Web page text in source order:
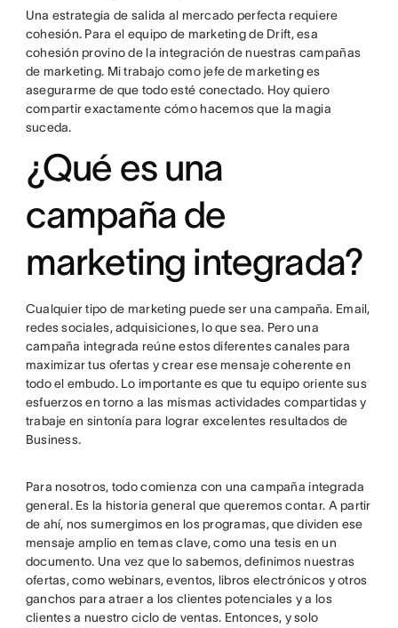
Una estrategia de salida al mercado perfecta requiere
cohesión. Para el equipo de marketing de Drift, esa
cohesión provino de la integración de nuestras campañas
de marketing. Mi trabajo como jefe de marketing es
asegurarme de que todo esté conectado. Hoy quiero
compartir exactamente cómo hacemos que la magia
suceda.
¿Qué es una
campaña de
marketing integrada?
Cualquier tipo de marketing puede ser una campaña. Email,
redes sociales, adquisiciones, lo que sea. Pero una
campaña integrada reúne estos diferentes canales para
maximizar tus ofertas y crear ese mensaje coherente en
todo el embudo. Lo importante es que tu equipo oriente sus
esfuerzos en torno a las mismas actividades compartidas y
trabaje en sintonía para lograr excelentes resultados de
Business.
Para nosotros, todo comienza con una campaña integrada
general. Es la historia general que queremos contar. A partir
de ahí, nos sumergimos en los programas, que dividen ese
mensaje amplio en temas clave, como una tesis en un
documento. Una vez que lo sabemos, definimos nuestras
ofertas, como webinars, eventos, libros electrónicos y otros
ganchos para atraer a los clientes potenciales y a los
clientes a nuestro ciclo de ventas. Entonces, y solo